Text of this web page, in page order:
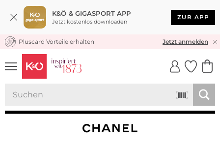
K&Ö & GIGASPORT APP
Jetzt kostenlos downloaden
ZUR APP
KOSTENLOSER VERSAND* & RÜCKVERSAND
Pluscard Vorteile erhalten Jetzt anmelden
UNSERE APP
CLICK &